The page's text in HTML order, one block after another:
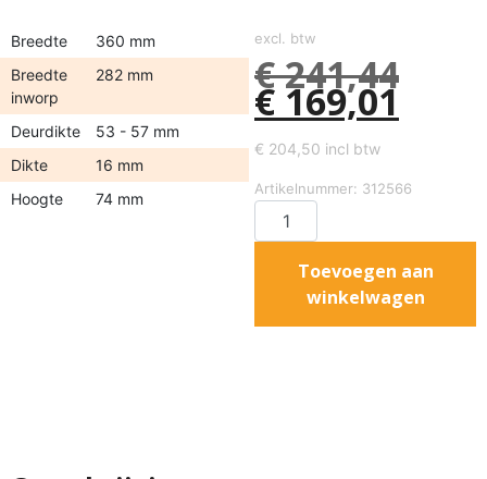
Breedte
360 mm
Breedte
inworp
282 mm
Deurdikte
53 - 57 mm
Dikte
16 mm
Hoogte
74 mm
excl. btw
€241,44
€ 169,01
€ 204,50 incl btw
Artikelnummer: 312566
Toevoegen aan
winkelwagen